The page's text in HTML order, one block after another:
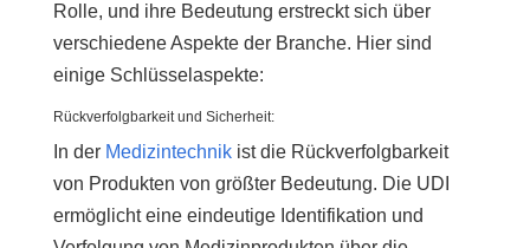
Rolle, und ihre Bedeutung erstreckt sich über
verschiedene Aspekte der Branche. Hier sind
einige Schlüsselaspekte:
Rückverfolgbarkeit und Sicherheit:
In der Medizintechnikist die Rückverfolgbarkeit
von Produkten von größter Bedeutung. Die UDI
ermöglicht eine eindeutige Identifikation und